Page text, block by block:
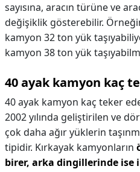
sayısına, aracın türüne ve
değişiklik gösterebilir.
kamyon 32 ton yük
kamyon 38 ton yük
40 ayak kamyon kaç
40 ayak kamyon kaç teker
2002 yılında geliştirilen ve
çok daha ağır yüklerin
tipidir. Kırkayak kamyonların
birer, arka dingillerinde ise